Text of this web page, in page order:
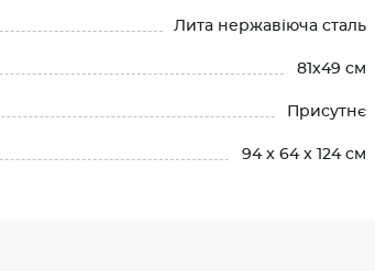
Лита нержавіюча сталь
81х49 см
Присутнє
94 x 64 x 124 см